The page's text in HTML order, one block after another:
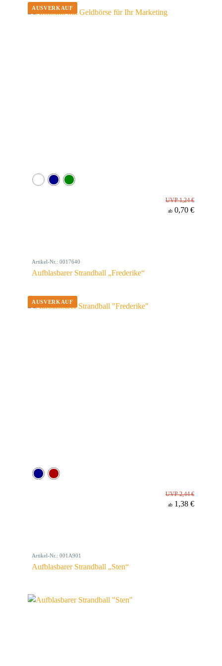
UVP 1,24 €
ab 0,70 €
Artikel-Nr.: 0017640
Aufblasbarer Strandball „Frederike“
UVP 2,44 €
ab 1,38 €
Artikel-Nr.: 001A901
Aufblasbarer Strandball „Sten“